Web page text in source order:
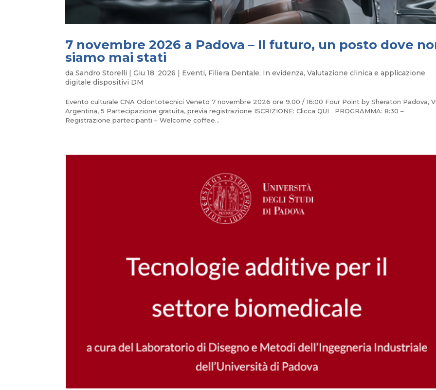
7 novembre 2026 a Padova – Il futuro, un posto dove
siamo mai stati
daSandro Storelli |Giu 18, 2026 Eventi, Filiera Dentale, In evidenza,Valutazione clinica e applicazione
digitale dispositivi DM
Evento culturale CNA Odontotecnici Veneto 7 novembre 2026 ore 9.00 / 16:00 Four Point by Sheraton Padova,
Argentina, 5 Partecipazione gratuita, previa registrazione ISCRIZIONE: Clicca QUI PROGRAMMA: 8:30 –
Registrazione partecipanti – Welcome coffee...